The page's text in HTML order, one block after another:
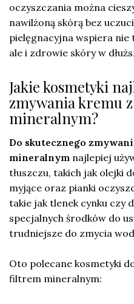
oczyszczania można
nawilżoną skórą bez
pielęgnacyjna wspiera
ale i zdrowie skóry w
Jakie kosmetyki
zmywania kremu
mineralnym?
Do skutecznego
mineralnym najlepiej
tłuszczu, takich jak olejki
myjące oraz pianki
takie jak tlenek cynku czy
specjalnych środków do
trudniejsze do zmycia
Oto polecane kosmetyki
filtrem mineralnym: